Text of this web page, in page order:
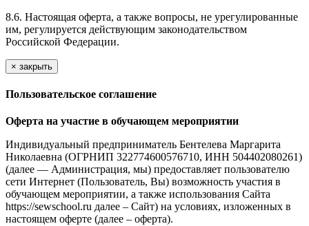
8.6. Настоящая оферта, а также вопросы, не урегулированные
им, регулируется действующим законодательством
Российской Федерации.
× закрыть
Пользовательское соглашение
Оферта на участие в обучающем мероприятии
Индивидуальный предприниматель Бентелева Маргарита
Николаевна (ОГРНИП 322774600576710, ИНН 504402080261)
(далее — Администрация, мы) предоставляет пользователю
сети Интернет (Пользователь, Вы) возможность участия в
обучающем мероприятии, а также использования Сайта
https://sewschool.ru далее – Сайт) на условиях, изложенных в
настоящем оферте (далее – оферта).